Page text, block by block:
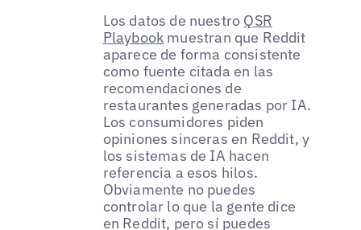
Los datos de nuestro QSR
Playbook muestran que Reddit
aparece de forma consistente
como fuente citada en las
recomendaciones de
restaurantes generadas por IA.
Los consumidores piden
opiniones sinceras en Reddit, y
los sistemas de IA hacen
referencia a esos hilos.
Obviamente no puedes
controlar lo que la gente dice
en Reddit, pero sí puedes